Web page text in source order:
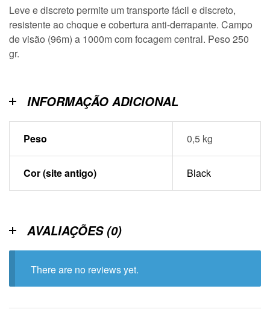
Leve e discreto permite um transporte fácil e discreto,
resistente ao choque e cobertura anti-derrapante. Campo
de visão (96m) a 1000m com focagem central. Peso 250
gr.
INFORMAÇÃO ADICIONAL
Peso 0,5 kg
Cor (site antigo) Black
AVALIAÇÕES (0)
There are no reviews yet.